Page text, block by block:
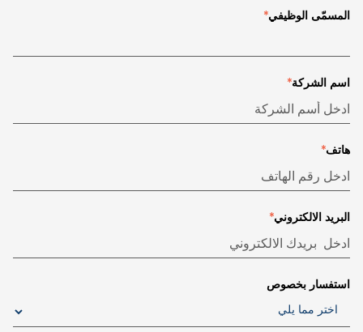
المسمّى الوظيفي*
اسم الشركة*
هاتف*
البريد الالكتروني*
استفسار بخصوص